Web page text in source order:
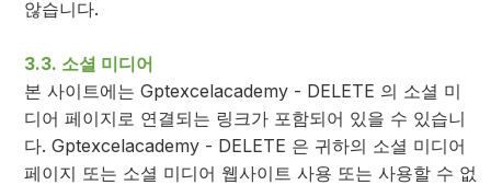
않습니다.
3.3. 소셜 미디어
본 사이트에는 Gptexcelacademy - DELETE 의 소셜 미
디어 페이지로 연결되는 링크가 포함되어 있을 수 있습니
다. Gptexcelacademy - DELETE 은 귀하의 소셜 미디어
페이지 또는 소셜 미디어 웹사이트 사용 또는 사용할 수 없